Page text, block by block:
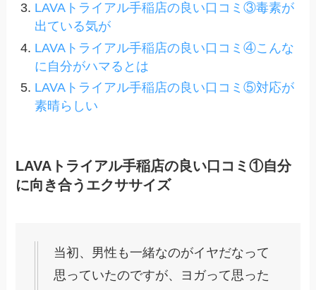
LAVAトライアル手稲店の良い口コミ③毒素が
出ている気が
LAVAトライアル手稲店の良い口コミ④こんな
に自分がハマるとは
LAVAトライアル手稲店の良い口コミ⑤対応が
素晴らしい
LAVAトライアル手稲店の良い口コミ①自分
に向き合うエクササイズ
当初、男性も一緒なのがイヤだなって
思っていたのですが、ヨガって思った